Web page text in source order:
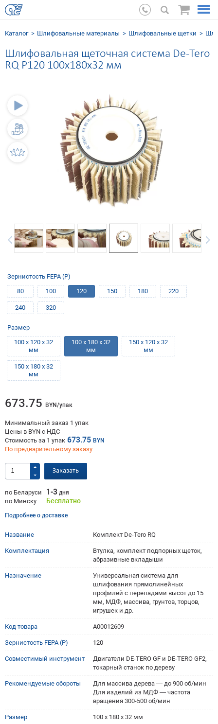
Каталог Шлифовальные мaтериалы Шлифовальные щетки
Шлифовальная щеточная система De-Tero
RQ P120 100х180х32 мм
Зернистость FEPA (P)
80
100 120 150 180 220
240 320
Размер
100 х 120 х 32
мм
100 х 180 х 32
мм
150 х 120 х 32
мм
150 х 180 х 32
мм
673.75 BYN/упак
Минимальный заказ 1 упак
Цены в BYN с НДС
Стоимость за 1 упак 673.75 BYN
По предварительному заказу
Заказать
по Беларуси 1-3 дня
по Минску Бесплатно
Подробнее о доставке
Название Комплект De-Tero RQ
Комплектация
Втулка, комплект подпорных щеток,
абразивные вкладыши
Назначение
Универсальная система для
шлифования прямолинейных
профилей с перепадами высот до 15
мм, МДФ, массива, грунтов, торцов,
игрушек и др.
Код товара A00012609
Зернистость FEPA (P) 120
Совместимый инструмент
Двигатели DE-TERO GF и DE-TERO GF2,
токарный станок по дереву
Рекомендуемые обороты
Для массива дерева — до 900 об/мин
Для изделий из МДФ — частота
вращения 300-500 об/мин
Размер 100 х 180 х 32 мм